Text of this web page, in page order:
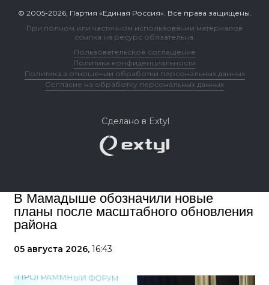
© 2005-2026, Партия «Единая Россия». Все права защищены.
При полном или частичном использовании материалов
ссылка на ресурс обязательна.
Пользовательское соглашение
Политика конфиденциальности
Политика в отношении обработки персональных данных
Согласие на обработку персональных данных
Сделано в Extyl
В Мамадыше обозначили новые
планы после масштабного обновления
района
05 августа 2026, 16:43